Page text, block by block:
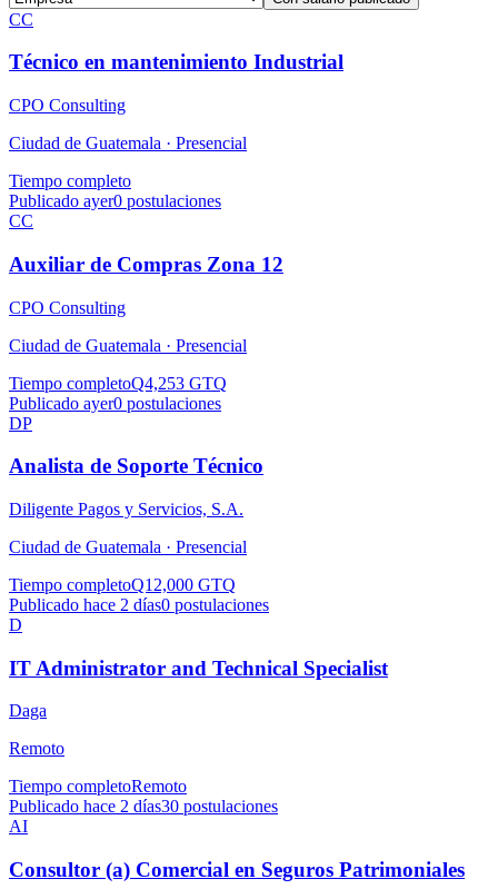
CC
Técnico en mantenimiento Industrial
CPO Consulting
Ciudad de Guatemala · Presencial
Tiempo completo
Publicado ayer0 postulaciones
CC
Auxiliar de Compras Zona 12
CPO Consulting
Ciudad de Guatemala · Presencial
Tiempo completoQ4,253 GTQ
Publicado ayer0 postulaciones
DP
Analista de Soporte Técnico
Diligente Pagos y Servicios, S.A.
Ciudad de Guatemala · Presencial
Tiempo completoQ12,000 GTQ
Publicado hace 2 días0 postulaciones
D
IT Administrator and Technical Specialist
Daga
Remoto
Tiempo completoRemoto
Publicado hace 2 días30 postulaciones
AI
Consultor (a) Comercial en Seguros Patrimoniales